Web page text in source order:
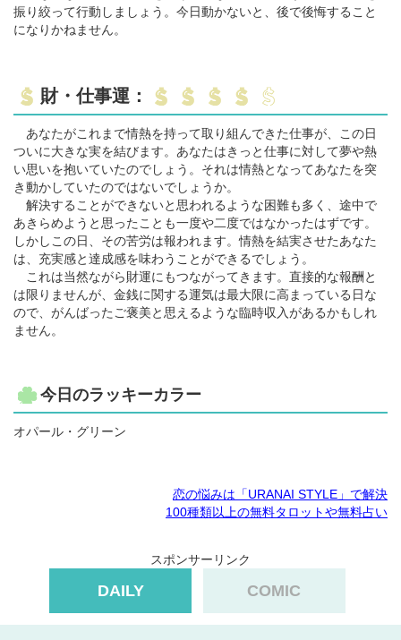
振り絞って行動しましょう。今日動かないと、後で後悔すること
になりかねません。
財・仕事運：
あなたがこれまで情熱を持って取り組んできた仕事が、この日
ついに大きな実を結びます。あなたはきっと仕事に対して夢や熱
い思いを抱いていたのでしょう。それは情熱となってあなたを突
き動かしていたのではないでしょうか。
解決することができないと思われるような困難も多く、途中で
あきらめようと思ったことも一度や二度ではなかったはずです。
しかしこの日、その苦労は報われます。情熱を結実させたあなた
は、充実感と達成感を味わうことができるでしょう。
これは当然ながら財運にもつながってきます。直接的な報酬と
は限りませんが、金銭に関する運気は最大限に高まっている日な
ので、がんばったご褒美と思えるような臨時収入があるかもしれ
ません。
今日のラッキーカラー
オパール・グリーン
恋の悩みは「URANAI STYLE」で解決
100種類以上の無料タロットや無料占い
スポンサーリンク
DAILY COMIC